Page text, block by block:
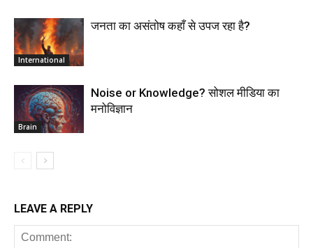
International
जनता का असंतोष कहाँ से उपज रहा है?
Brain
Noise or Knowledge? सोशल मीडिया का
मनोविज्ञान
LEAVE A REPLY